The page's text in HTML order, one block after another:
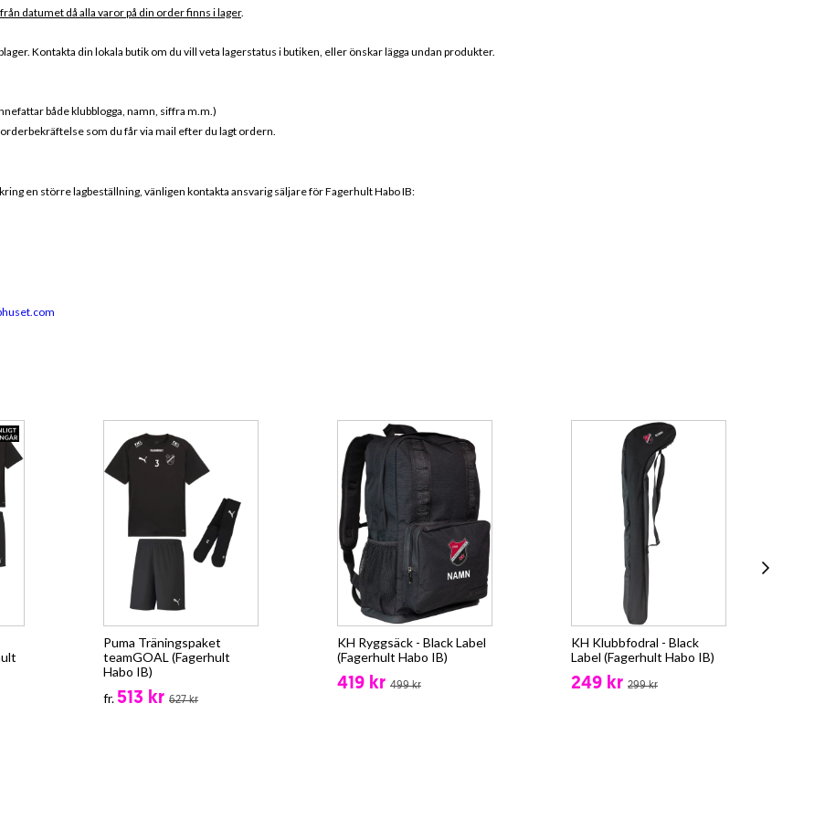
datumet då alla varor på din order finns i lager.
Kontakta din lokala butik om du vill veta lagerstatus i butiken, eller önskar lägga undan produkter.
både klubblogga, namn, siffra m.m.)
som du får via mail efter du lagt ordern.
en större lagbeställning, vänligen kontakta ansvarig säljare för Fagerhult Habo IB:
Puma Träningspaket
teamGOAL (Fagerhult
Habo IB)
fr.513 kr 627 kr
KH Ryggsäck - Black Label
(Fagerhult Habo IB)
419 kr 499 kr
KH Klubbfodral - Black
Label (Fagerhult Habo IB)
249 kr 299 kr